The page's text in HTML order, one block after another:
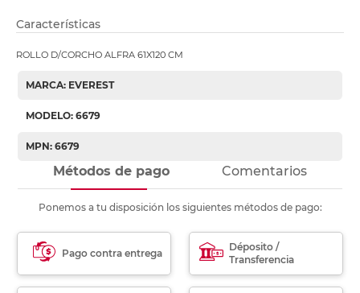
Características
ROLLO D/CORCHO ALFRA 61X120 CM
MARCA: EVEREST
MODELO: 6679
MPN: 6679
Métodos de pago Comentarios
Ponemos a tu disposición los siguientes métodos de pago:
Pago contra entrega
Déposito /
Transferencia